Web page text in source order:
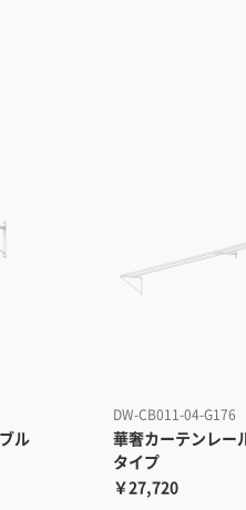
ル
DW-CB011-04-G176
華奢カーテンレー
タイプ
￥27,720